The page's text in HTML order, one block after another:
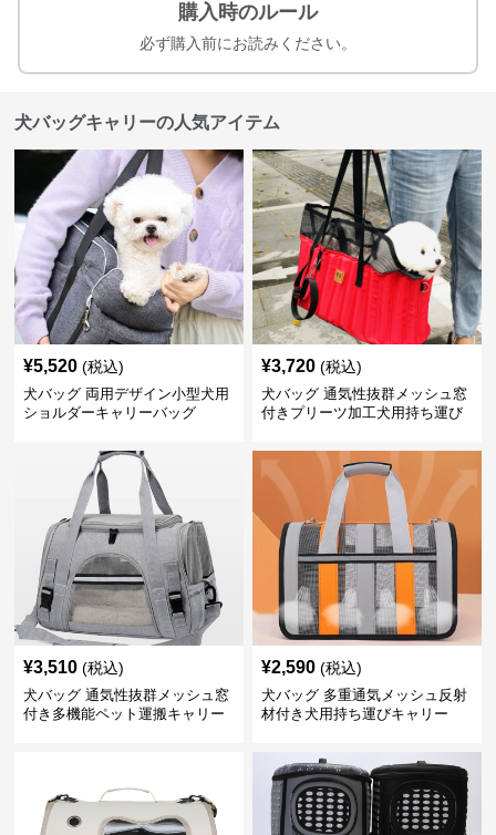
購入時のルール
必ず購入前にお読みください。
犬バッグキャリーの人気アイテム
¥5,520 (税込)
犬バッグ 両用デザイン小型犬用
ショルダーキャリーバッグ
¥3,720 (税込)
犬バッグ 通気性抜群メッシュ窓
付きプリーツ加工犬用持ち運び
¥3,510 (税込)
犬バッグ 通気性抜群メッシュ窓
付き多機能ペット運搬キャリー
¥2,590 (税込)
犬バッグ 多重通気メッシュ反射
材付き犬用持ち運びキャリー